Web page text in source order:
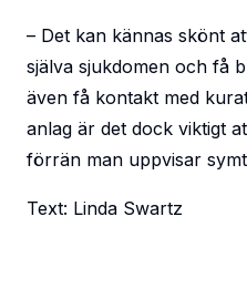
– Det kan kännas skönt
själva sjukdomen och få
även få kontakt med
anlag är det dock viktigt
förrän man uppvisar
Text: Linda Swartz